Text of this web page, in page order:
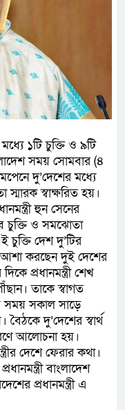
মানের প্যারা
সরকার
নদী দূষণ রোধে সমন্বিত
১টি চুক্তি ও ৯টি
সময় সোমবার (৪
দু’দেশের মধ্যে
স্বাক্ষরিত হয়।
হুন সেনের
চুক্তি ও সমঝোতা
চুক্তি দেশ দু’টির
আশা করছেন দুই দেশের
প্রধানমন্ত্রী শেখ
তাকে স্বাগত
সময় সকাল সাড়ে
দু’দেশের স্বার্থ
আলোচনা হয়।
দেশে ফেরার কথা।
বাংলাদেশ
প্রধানমন্ত্রী এ